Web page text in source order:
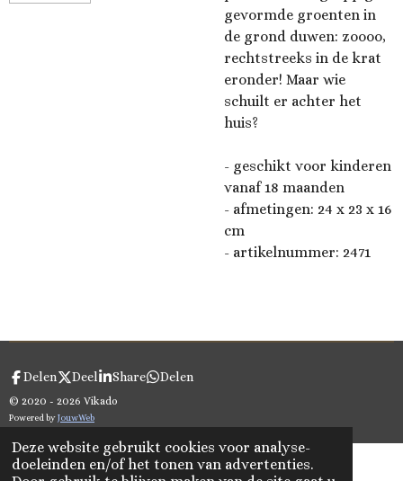
Deze website gebruikt cookies voor analyse-
doeleinden en/of het tonen van advertenties.
gevormde groenten in
de grond duwen: zoooo,
rechtstreeks in de krat
eronder! Maar wie
schuilt er achter het
huis?
- geschikt voor kinderen
vanaf 18 maanden
- afmetingen: ‎24 x 23 x 16
cm
- artikelnummer: 2471
Delen Deel Share Delen
© 2020 - 2026 Vikado
Powered byJouwWeb